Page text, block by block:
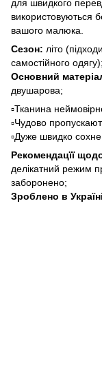
для швидкого
використовуються
вашого малюка.
Сезон: літо
самостійного одягу);
Основний
двушарова;
▫️Тканина
▫️Чудово
▫️Дуже швидко
Рекомендацїї
делікатний режим
заборонено;
Зроблено в